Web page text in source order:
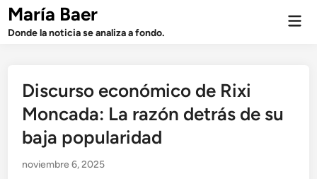
Saltar
contenido
María Baer
Donde la noticia se analiza a fondo.
Discurso económico de Rixi
Moncada: La razón detrás de su
baja popularidad
noviembre 6, 2025